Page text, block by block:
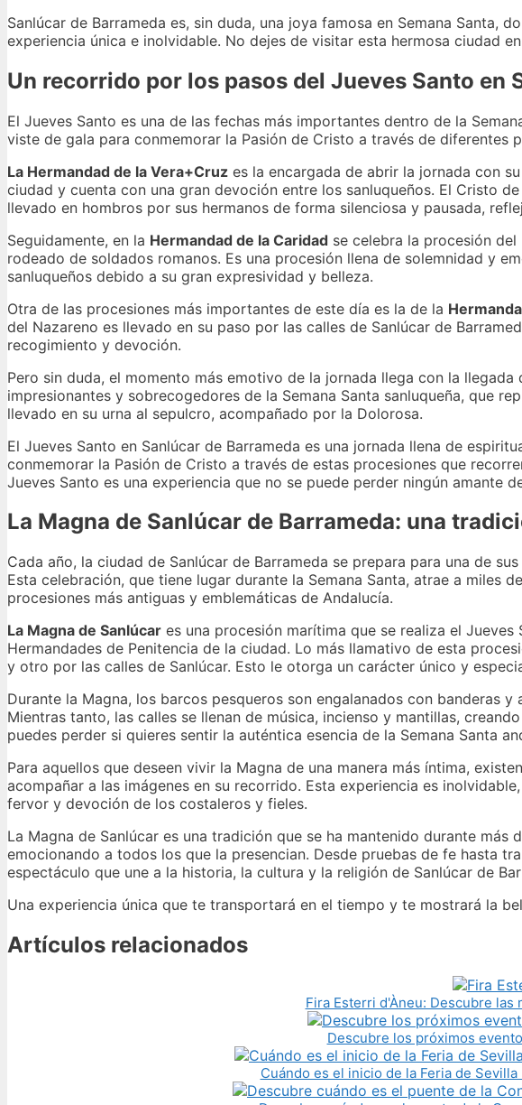
Sanlúcar de Barrameda es, sin duda, una joya famosa en Semana Santa,
experiencia única e inolvidable. No dejes de visitar esta hermosa ciudad
Un recorrido por los pasos del Jueves Santo en
El Jueves Santo es una de las fechas más importantes dentro de la
viste de gala para conmemorar la Pasión de Cristo a través de diferentes
La Hermandad de la Vera+Cruz es la encargada de abrir la jornada con
ciudad y cuenta con una gran devoción entre los sanluqueños. El Cristo
llevado en hombros por sus hermanos de forma silenciosa y pausada,
Seguidamente, en la Hermandad de la Caridad se celebra la procesión
rodeado de soldados romanos. Es una procesión llena de solemnidad y
sanluqueños debido a su gran expresividad y belleza.
Otra de las procesiones más importantes de este día es la de la
del Nazareno es llevado en su paso por las calles de Sanlúcar de
recogimiento y devoción.
Pero sin duda, el momento más emotivo de la jornada llega con la llegada
impresionantes y sobrecogedores de la Semana Santa sanluqueña, que
llevado en su urna al sepulcro, acompañado por la Dolorosa.
El Jueves Santo en Sanlúcar de Barrameda es una jornada llena de
conmemorar la Pasión de Cristo a través de estas procesiones que
Jueves Santo es una experiencia que no se puede perder ningún amante
La Magna de Sanlúcar de Barrameda: una
Cada año, la ciudad de Sanlúcar de Barrameda se prepara para una de
Esta celebración, que tiene lugar durante la Semana Santa, atrae a miles
procesiones más antiguas y emblemáticas de Andalucía.
La Magna de Sanlúcar es una procesión marítima que se realiza el
Hermandades de Penitencia de la ciudad. Lo más llamativo de esta
y otro por las calles de Sanlúcar. Esto le otorga un carácter único y
Durante la Magna, los barcos pesqueros son engalanados con banderas
Mientras tanto, las calles se llenan de música, incienso y mantillas,
puedes perder si quieres sentir la auténtica esencia de la Semana Santa
Para aquellos que deseen vivir la Magna de una manera más íntima,
acompañar a las imágenes en su recorrido. Esta experiencia es
fervor y devoción de los costaleros y fieles.
La Magna de Sanlúcar es una tradición que se ha mantenido durante
emocionando a todos los que la presencian. Desde pruebas de fe hasta
espectáculo que une a la historia, la cultura y la religión de Sanlúcar de
Una experiencia única que te transportará en el tiempo y te mostrará la
Artículos relacionados
Fira Esterri d'Àneu: Descubre
Descubre los próximos
Cuándo es el inicio de la Feria de